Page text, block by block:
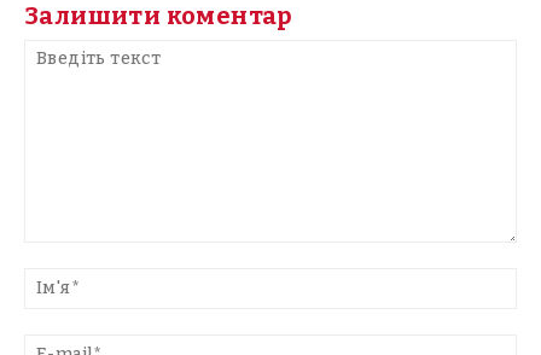
Залишити коментар
текст